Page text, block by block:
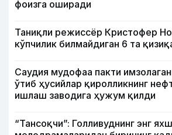
фоизга оширади
Таниқли режиссёр Кристофер
кўпчилик билмайдиган 6 та
Саудия мудофаа пакти
ўтиб ҳусийлар қиролликнинг
ишлаш заводига ҳужум қилди
“Тансоқчи”: Голливуднинг энг